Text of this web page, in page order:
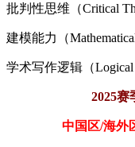
批判性思维（Critical
建模能力（
学术写作逻辑（Logical
2025赛
中国区/海外